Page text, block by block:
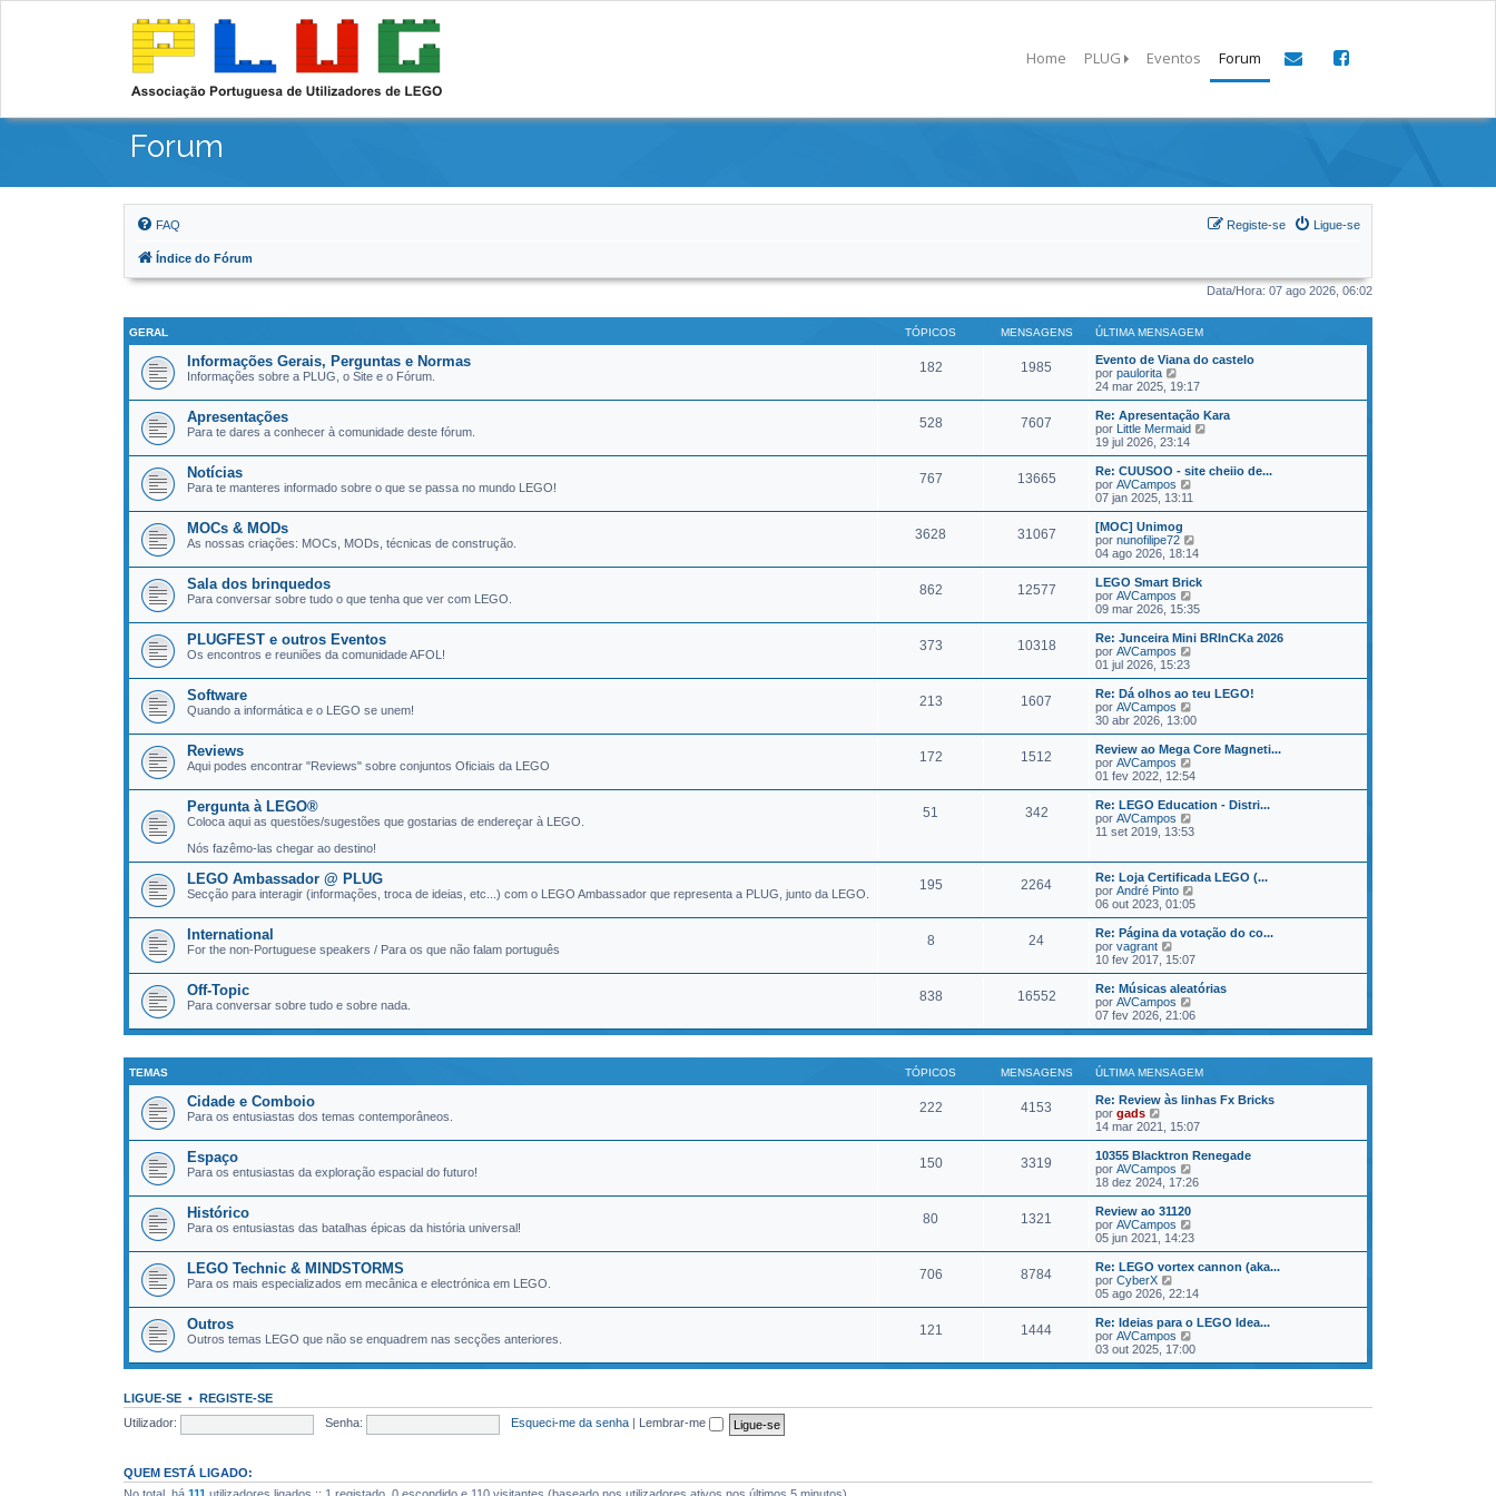
Home PLUG Eventos Forum
Forum
FAQ Ligue-se
Registe-se
Índice do Fórum
Data/Hora: 07 ago 2026, 06:02
GERAL TÓPICOS MENSAGENS ÚLTIMA MENSAGEM
Informações Gerais, Perguntas e Normas
Informações sobre a PLUG, o Site e o Fórum.
182 1985
Evento de Viana do castelo
por paulorita
24 mar 2025, 19:17
Apresentações
Para te dares a conhecer à comunidade deste fórum.
528 7607
Re: Apresentação Kara
por Little Mermaid
19 jul 2026, 23:14
Notícias
Para te manteres informado sobre o que se passa no mundo LEGO!
767 13665
Re: CUUSOO - site cheiio de...
por AVCampos
07 jan 2025, 13:11
MOCs & MODs
As nossas criações: MOCs, MODs, técnicas de construção.
3628 31067
[MOC] Unimog
por nunofilipe72
04 ago 2026, 18:14
Sala dos brinquedos
Para conversar sobre tudo o que tenha que ver com LEGO.
862 12577
LEGO Smart Brick
por AVCampos
09 mar 2026, 15:35
PLUGFEST e outros Eventos
Os encontros e reuniões da comunidade AFOL!
373 10318
Re: Junceira Mini BRInCKa 2026
por AVCampos
01 jul 2026, 15:23
Software
Quando a informática e o LEGO se unem!
213 1607
Re: Dá olhos ao teu LEGO!
por AVCampos
30 abr 2026, 13:00
Reviews
Aqui podes encontrar "Reviews" sobre conjuntos Oficiais da LEGO
172 1512
Review ao Mega Core Magneti...
por AVCampos
01 fev 2022, 12:54
Pergunta à LEGO®
Coloca aqui as questões/sugestões que gostarias de endereçar à LEGO.
Nós fazêmo-las chegar ao destino!
51 342
Re: LEGO Education - Distri...
por AVCampos
11 set 2019, 13:53
LEGO Ambassador @ PLUG
Secção para interagir (informações, troca de ideias, etc...) com o LEGO Ambassador que representa a PLUG, junto da LEGO.
195 2264
Re: Loja Certificada LEGO (...
por André Pinto
06 out 2023, 01:05
International
For the non-Portuguese speakers / Para os que não falam português
8 24
Re: Página da votação do co...
por vagrant
10 fev 2017, 15:07
Off-Topic
Para conversar sobre tudo e sobre nada.
838 16552
Re: Músicas aleatórias
por AVCampos
07 fev 2026, 21:06
TEMAS TÓPICOS MENSAGENS ÚLTIMA MENSAGEM
Cidade e Comboio
Para os entusiastas dos temas contemporâneos.
222 4153
Re: Review às linhas Fx Bricks
por gads
14 mar 2021, 15:07
Espaço
Para os entusiastas da exploração espacial do futuro!
150 3319
10355 Blacktron Renegade
por AVCampos
18 dez 2024, 17:26
Histórico
Para os entusiastas das batalhas épicas da história universal!
80 1321
Review ao 31120
por AVCampos
05 jun 2021, 14:23
LEGO Technic & MINDSTORMS
Para os mais especializados em mecânica e electrónica em LEGO.
706 8784
Re: LEGO vortex cannon (aka...
por CyberX
05 ago 2026, 22:14
Outros
Outros temas LEGO que não se enquadrem nas secções anteriores.
121 1444
Re: Ideias para o LEGO Idea...
por AVCampos
03 out 2025, 17:00
LIGUE-SE • REGISTE-SE
Utilizador:
Senha: Esqueci-me da senha Lembrar-me
QUEM ESTÁ LIGADO:
No total, há 111 utilizadores ligados :: 1 registado, 0 escondido e 110 visitantes (baseado nos utilizadores ativos nos últimos 5 minutos)